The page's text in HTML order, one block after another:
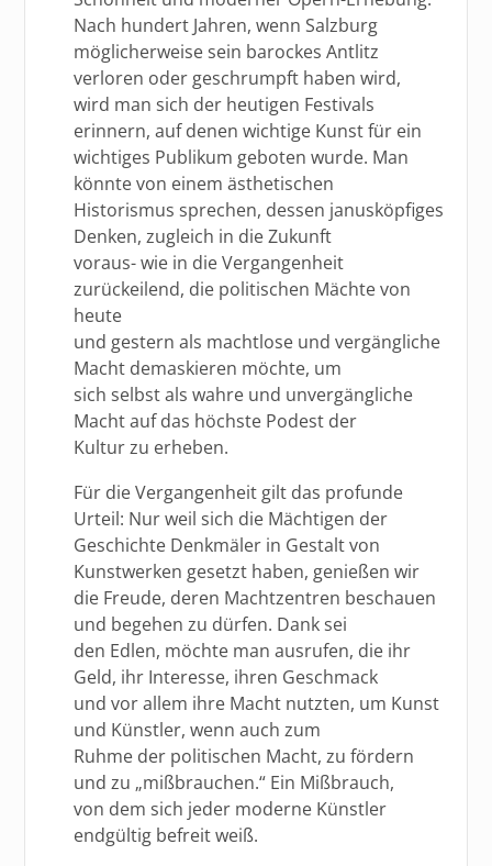
Nach hundert Jahren, wenn Salzburg
möglicherweise sein barockes Antlitz
verloren oder geschrumpft haben wird,
wird man sich der heutigen Festivals
erinnern, auf denen wichtige Kunst für ein
wichtiges Publikum geboten wurde. Man
könnte von einem ästhetischen
Historismus sprechen, dessen janusköpfiges
Denken, zugleich in die Zukunft
voraus- wie in die Vergangenheit
zurückeilend, die politischen Mächte von
heute
und gestern als machtlose und vergängliche
Macht demaskieren möchte, um
sich selbst als wahre und unvergängliche
Macht auf das höchste Podest der
Kultur zu erheben.
Für die Vergangenheit gilt das profunde
Urteil: Nur weil sich die Mächtigen der
Geschichte Denkmäler in Gestalt von
Kunstwerken gesetzt haben, genießen wir
die Freude, deren Machtzentren beschauen
und begehen zu dürfen. Dank sei
den Edlen, möchte man ausrufen, die ihr
Geld, ihr Interesse, ihren Geschmack
und vor allem ihre Macht nutzten, um Kunst
und Künstler, wenn auch zum
Ruhme der politischen Macht, zu fördern
und zu „mißbrauchen.“ Ein Mißbrauch,
von dem sich jeder moderne Künstler
endgültig befreit weiß.